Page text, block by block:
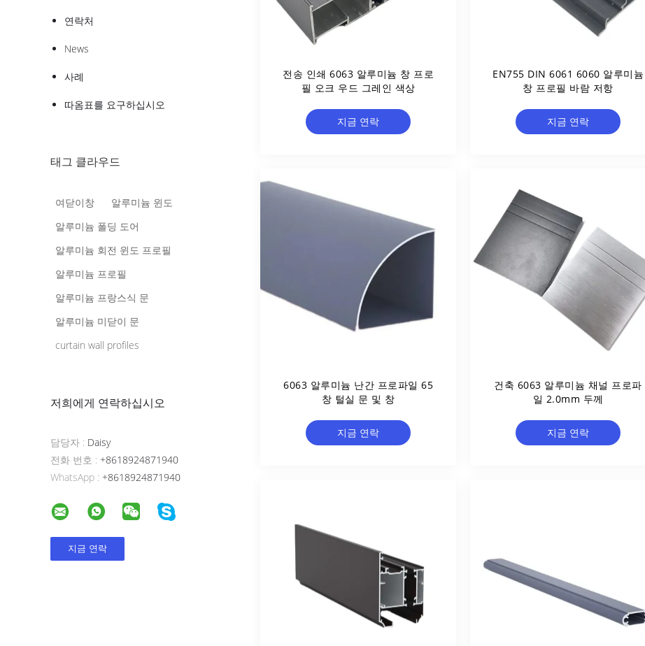
연락처
News
사례
따옴표를 요구하십시오
태그 클라우드
여닫이창
알루미늄 윈도
알루미늄 폴딩 도어
알루미늄 회전 윈도 프로필
알루미늄 프로필
알루미늄 프랑스식 문
알루미늄 미닫이 문
curtain wall profiles
저희에게 연락하십시오
담당자 : Daisy
전화 번호 : +8618924871940
WhatsApp : +8618924871940
전송 인쇄 6063 알루미늄 창 프로
필 오크 우드 그레인 색상
지금 연락
EN755 DIN 6061 6060 알루미늄
창 프로필 바람 저항
지금 연락
6063 알루미늄 난간 프로파일 65
창 털실 문 및 창
지금 연락
건축 6063 알루미늄 채널 프로파
일 2.0mm 두께
지금 연락